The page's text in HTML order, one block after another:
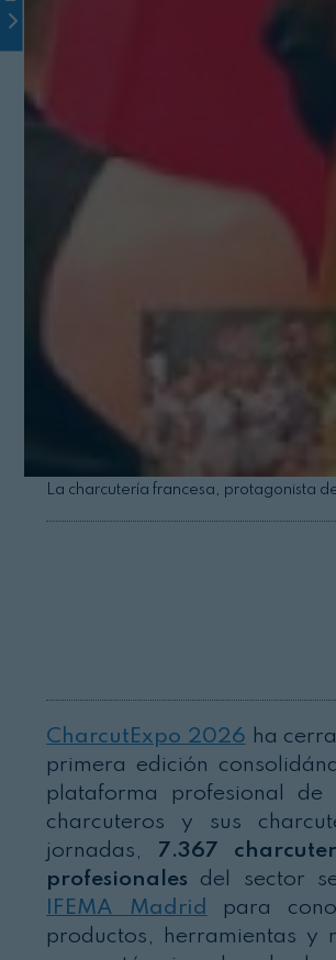
La charcutería francesa, protagonista
CharcutExpo 2026 ha
primera edición
plataforma profesional
charcuteros y sus
jornadas, 7.367
profesionales del sector
IFEMA Madrid para
productos, herramientas y